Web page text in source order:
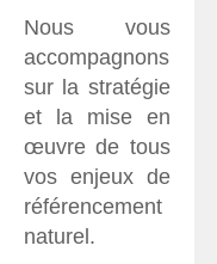
Nous vous
accompagnons
sur la stratégie
et la mise en
œuvre de tous
vos enjeux de
référencement
naturel.